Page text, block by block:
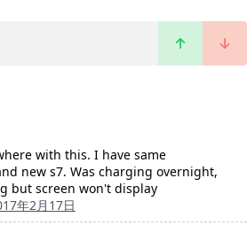
with this. I have same
new s7. Was charging overnight,
but screen won't display
年2月17日